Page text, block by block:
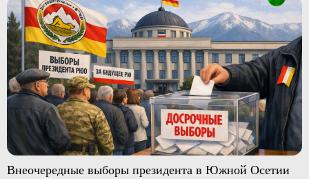
Внеочередные выборы президента в Южной Осетии